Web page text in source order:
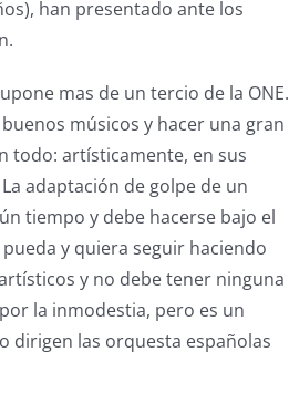
han presentado ante los
mas de un tercio de la ONE.
músicos y hacer una gran
todo: artísticamente, en sus
adaptación de golpe de un
tiempo y debe hacerse bajo el
y quiera seguir haciendo
y no debe tener ninguna
la inmodestia, pero es un
dirigen las orquesta españolas